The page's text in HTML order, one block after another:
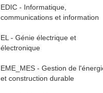
EDIC - Informatique,
communications et information
EL - Génie électrique et
électronique
EME_MES - Gestion de
et construction durable